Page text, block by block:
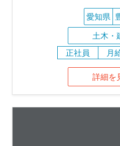
愛知県
土木・
正社員
月
詳細を